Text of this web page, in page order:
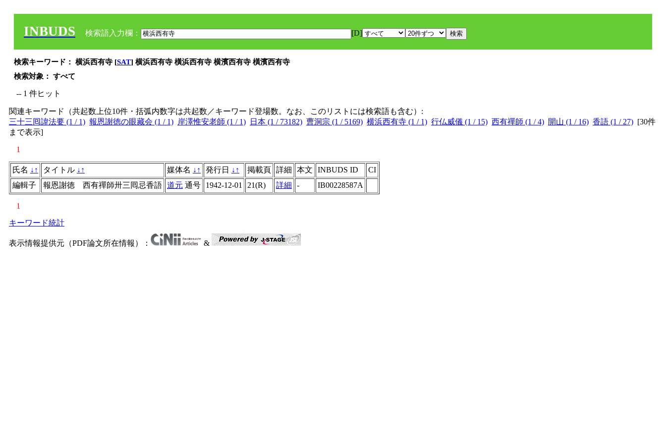
INBUDS 検索語入力欄： [D]
検索キーワード： 横浜西有寺 [SAT] 横浜西有寺 橫浜西有寺 横濱西有寺 橫濱西有寺
検索対象： すべて
-- 1 件ヒット
関連キーワード（共起数上位10件・括弧内数字は共起数／キーワード登場数。なお、このリストには検索語も含む）:
三十三囘諱法要 (1 / 1) 報恩謝徳の眼藏会 (1 / 1) 岸澤惟安老師 (1 / 1) 日本 (1 / 73182) 曹洞宗 (1 / 5169) 横浜西有寺 (1 / 1) 行仏威儀 (1 / 15) 西有禪師 (1 / 4) 開山 (1 / 16) 香語 (1 / 27) [30件
まで表示]
1
氏名 ↓ ↑ タイトル ↓ ↑ 媒体名 ↓ ↑ 発行日 ↓ ↑ 掲載頁 詳細 本文 INBUDS ID
CI
編輯子
報恩謝徳 西有禪師卅三囘忌香語 道元 通号 1942-12-01 21(R) 詳細 - IB00228587A
1
キーワード統計
表示情報提供元（PDF論文所在情報）： &